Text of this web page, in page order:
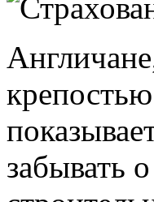
забывать